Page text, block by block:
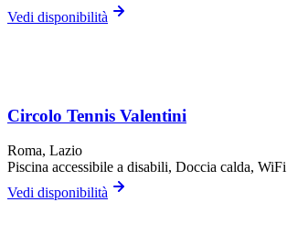
Vedi disponibilità
Circolo Tennis Valentini
Roma, Lazio
Piscina accessibile a disabili, Doccia calda, WiFi
Vedi disponibilità